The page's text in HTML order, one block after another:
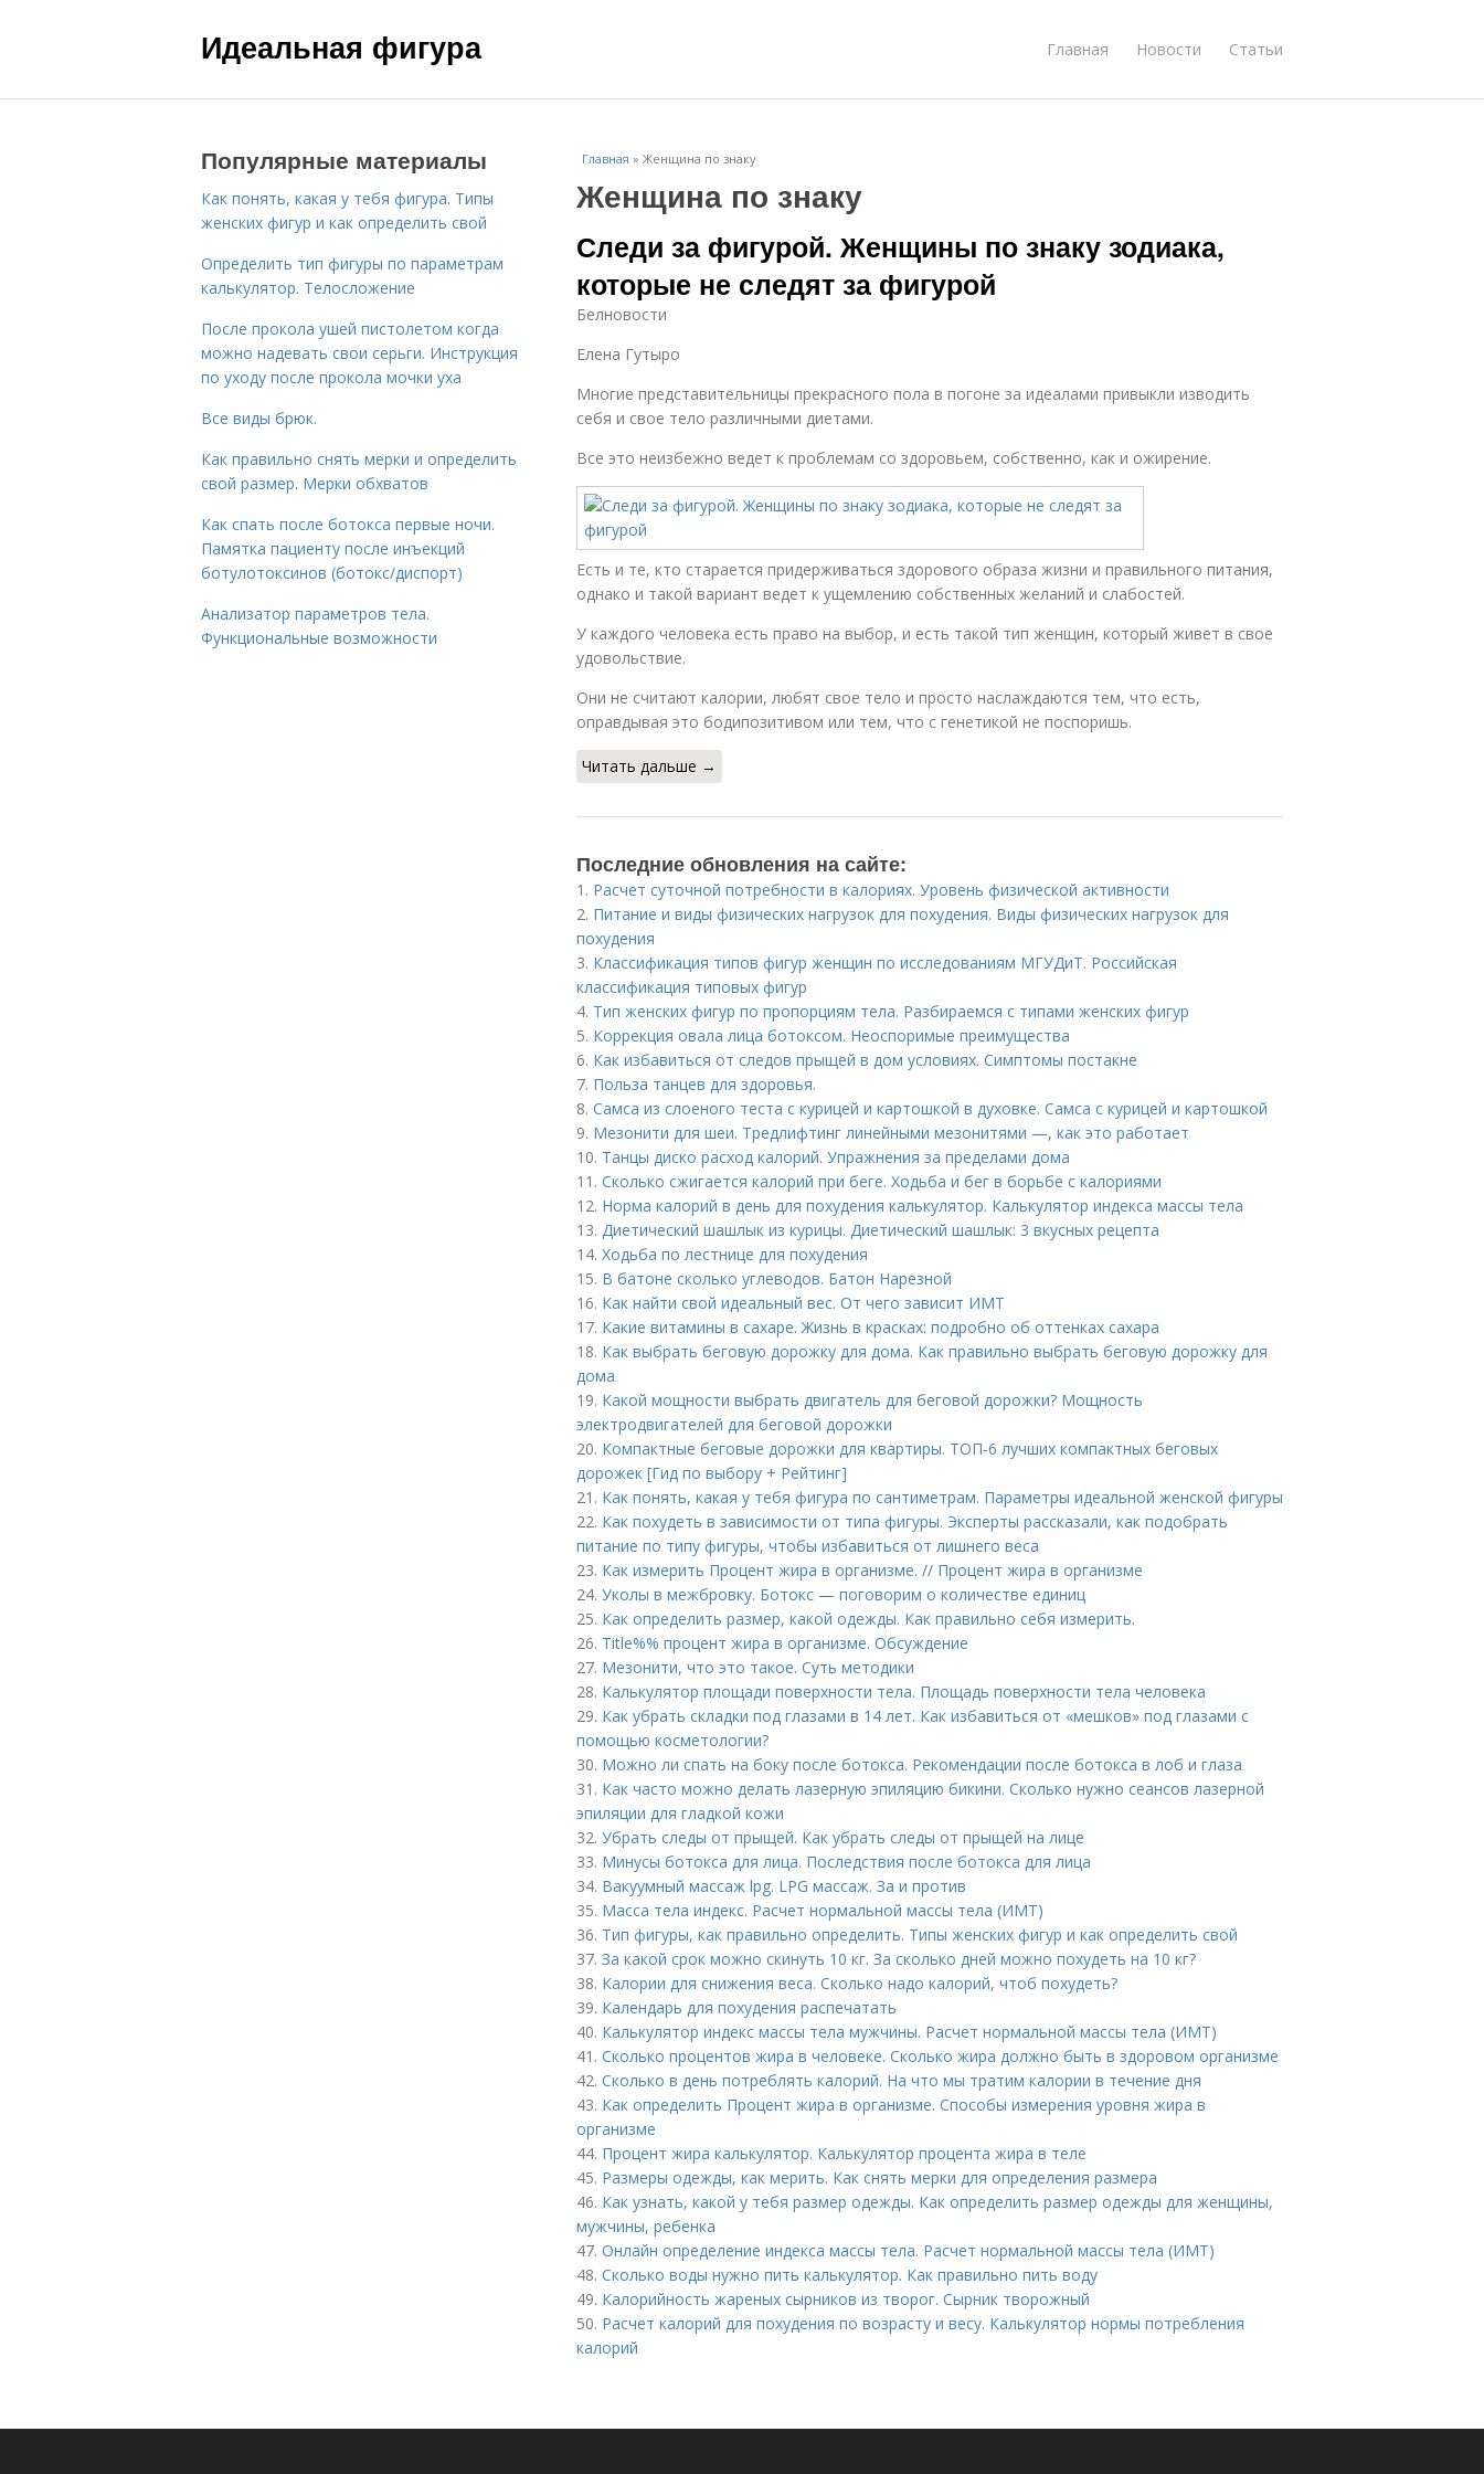
Идеальная фигура Главная Новости Статьи
Главная » Женщина по знаку
Женщина по знаку
Следи за фигурой. Женщины по знаку зодиака,
которые не следят за фигурой
Белновости
Елена Гутыро
Многие представительницы прекрасного пола в погоне за идеалами привыкли изводить
себя и свое тело различными диетами.
Все это неизбежно ведет к проблемам со здоровьем, собственно, как и ожирение.
Есть и те, кто старается придерживаться здорового образа жизни и правильного питания,
однако и такой вариант ведет к ущемлению собственных желаний и слабостей.
У каждого человека есть право на выбор, и есть такой тип женщин, который живет в свое
удовольствие.
Они не считают калории, любят свое тело и просто наслаждаются тем, что есть,
оправдывая это бодипозитивом или тем, что с генетикой не поспоришь.
Читать дальше →
Последние обновления на сайте:
1. Расчет суточной потребности в калориях. Уровень физической активности
2. Питание и виды физических нагрузок для похудения. Виды физических нагрузок для
похудения
3. Классификация типов фигур женщин по исследованиям МГУДиТ. Российская
классификация типовых фигур
4. Тип женских фигур по пропорциям тела. Разбираемся с типами женских фигур
5. Коррекция овала лица ботоксом. Неоспоримые преимущества
6. Как избавиться от следов прыщей в дом условиях. Симптомы постакне
7. Польза танцев для здоровья.
8. Самса из слоеного теста с курицей и картошкой в духовке. Самса с курицей и картошкой
9. Мезонити для шеи. Тредлифтинг линейными мезонитями —, как это работает
10. Танцы диско расход калорий. Упражнения за пределами дома
11. Сколько сжигается калорий при беге. Ходьба и бег в борьбе с калориями
12. Норма калорий в день для похудения калькулятор. Калькулятор индекса массы тела
13. Диетический шашлык из курицы. Диетический шашлык: 3 вкусных рецепта
14. Ходьба по лестнице для похудения
15. В батоне сколько углеводов. Батон Нарезной
16. Как найти свой идеальный вес. От чего зависит ИМТ
17. Какие витамины в сахаре. Жизнь в красках: подробно об оттенках сахара
18. Как выбрать беговую дорожку для дома. Как правильно выбрать беговую дорожку для
дома
19. Какой мощности выбрать двигатель для беговой дорожки? Мощность
электродвигателей для беговой дорожки
20. Компактные беговые дорожки для квартиры. ТОП-6 лучших компактных беговых
дорожек [Гид по выбору + Рейтинг]
21. Как понять, какая у тебя фигура по сантиметрам. Параметры идеальной женской фигуры
22. Как похудеть в зависимости от типа фигуры. Эксперты рассказали, как подобрать
питание по типу фигуры, чтобы избавиться от лишнего веса
23. Как измерить Процент жира в организме. // Процент жира в организме
24. Уколы в межбровку. Ботокс — поговорим о количестве единиц
25. Как определить размер, какой одежды. Как правильно себя измерить.
26. Title%% процент жира в организме. Обсуждение
27. Мезонити, что это такое. Суть методики
28. Калькулятор площади поверхности тела. Площадь поверхности тела человека
29. Как убрать складки под глазами в 14 лет. Как избавиться от «мешков» под глазами с
помощью косметологии?
30. Можно ли спать на боку после ботокса. Рекомендации после ботокса в лоб и глаза
31. Как часто можно делать лазерную эпиляцию бикини. Сколько нужно сеансов лазерной
эпиляции для гладкой кожи
32. Убрать следы от прыщей. Как убрать следы от прыщей на лице
33. Минусы ботокса для лица. Последствия после ботокса для лица
34. Вакуумный массаж lpg. LPG массаж. За и против
35. Масса тела индекс. Расчет нормальной массы тела (ИМТ)
36. Тип фигуры, как правильно определить. Типы женских фигур и как определить свой
37. За какой срок можно скинуть 10 кг. За сколько дней можно похудеть на 10 кг?
38. Калории для снижения веса. Сколько надо калорий, чтоб похудеть?
39. Календарь для похудения распечатать
40. Калькулятор индекс массы тела мужчины. Расчет нормальной массы тела (ИМТ)
41. Сколько процентов жира в человеке. Сколько жира должно быть в здоровом организме
42. Сколько в день потреблять калорий. На что мы тратим калории в течение дня
43. Как определить Процент жира в организме. Способы измерения уровня жира в
организме
44. Процент жира калькулятор. Калькулятор процента жира в теле
45. Размеры одежды, как мерить. Как снять мерки для определения размера
46. Как узнать, какой у тебя размер одежды. Как определить размер одежды для женщины,
мужчины, ребенка
47. Онлайн определение индекса массы тела. Расчет нормальной массы тела (ИМТ)
48. Сколько воды нужно пить калькулятор. Как правильно пить воду
49. Калорийность жареных сырников из творог. Сырник творожный
50. Расчет калорий для похудения по возрасту и весу. Калькулятор нормы потребления
калорий
Популярные материалы
Как понять, какая у тебя фигура. Типы
женских фигур и как определить свой
Определить тип фигуры по параметрам
калькулятор. Телосложение
После прокола ушей пистолетом когда
можно надевать свои серьги. Инструкция
по уходу после прокола мочки уха
Все виды брюк.
Как правильно снять мерки и определить
свой размер. Мерки обхватов
Как спать после ботокса первые ночи.
Памятка пациенту после инъекций
ботулотоксинов (ботокс/диспорт)
Анализатор параметров тела.
Функциональные возможности